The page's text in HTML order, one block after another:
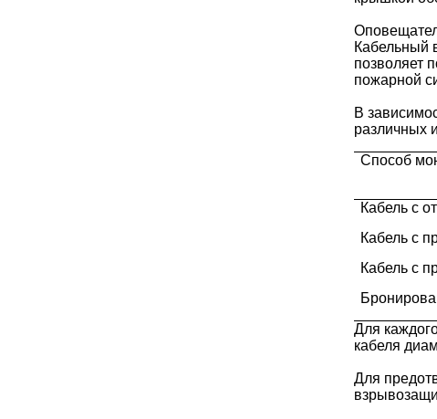
Кабельный
позволяет
пожарной
В
различных
Способ
Кабель с
Кабель с
Кабель с
Для
кабеля
Для